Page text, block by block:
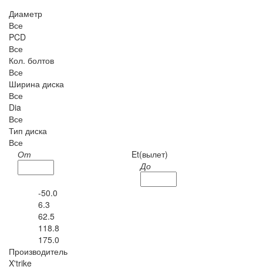
Диаметр
Все
PCD
Все
Кол. болтов
Все
Ширина диска
Все
Dia
Все
Тип диска
Все
Et(вылет)
От
До
-50.0
6.3
62.5
118.8
175.0
Производитель
X'trike